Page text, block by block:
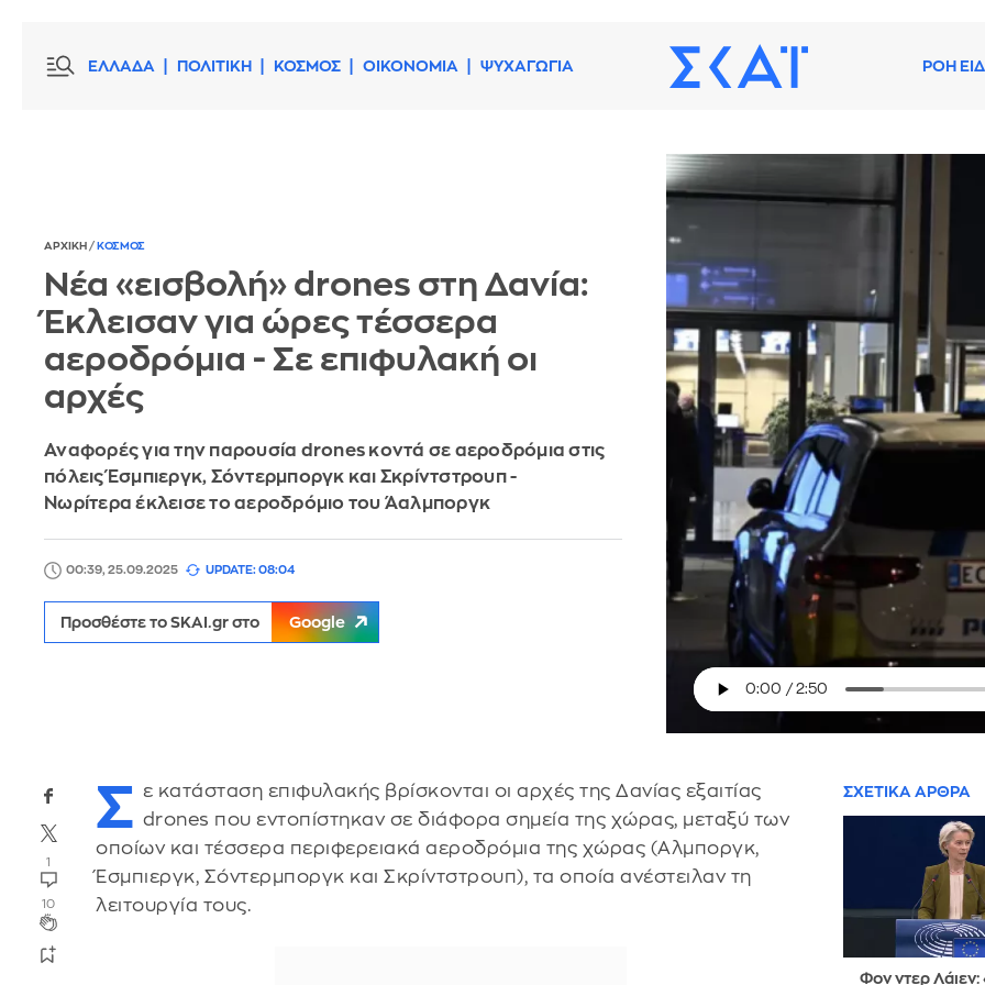
ΕΛΛΑΔΑ ΠΟΛΙΤΙΚΗ ΚΟΣΜΟΣ ΟΙΚΟΝΟΜΙΑ ΨΥΧΑΓΩΓΙΑ ΡΟΗ
ΑΡΧΙΚΗ / ΚΟΣΜΟΣ
Νέα «εισβολή» drones στη Δανία:
Έκλεισαν για ώρες τέσσερα
αεροδρόμια - Σε επιφυλακή οι
αρχές
Αναφορές για την παρουσία drones κοντά σε αεροδρόμια στις
πόλεις Έσμπιεργκ, Σόντερμποργκ και Σκρίντστρουπ -
Νωρίτερα έκλεισε το αεροδρόμιο του Άαλμποργκ
00:39, 25.09.2025 UPDATE: 08:04
Προσθέστε το SKAI.gr στο Google
1
10
Σ ε κατάσταση επιφυλακής βρίσκονται οι αρχές της Δανίας εξαιτίας
drones που εντοπίστηκαν σε διάφορα σημεία της χώρας, μεταξύ των
οποίων και τέσσερα περιφερειακά αεροδρόμια της χώρας (Αλμποργκ,
Έσμπιεργκ, Σόντερμποργκ και Σκρίντστρουπ), τα οποία ανέστειλαν τη
λειτουργία τους.
ΣΧΕΤΙΚΑ ΑΡΘΡΑ
Φον ντερ Λάιεν: